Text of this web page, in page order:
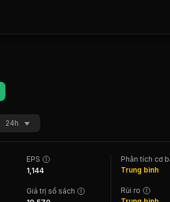
24h
EPS
1,144
Giá trị sổ sách
Phân tích cơ
Trung bình
Rủi ro